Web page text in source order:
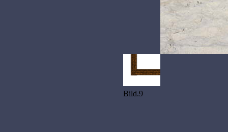
Bild.9